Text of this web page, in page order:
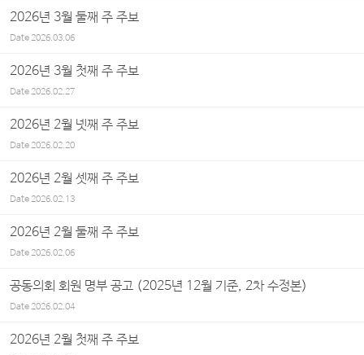
2026년 3월 둘째 주 주보
Date2026.03.06
2026년 3월 첫째 주 주보
Date2026.02.27
2026년 2월 넷째 주 주보
Date2026.02.20
2026년 2월 셋째 주 주보
Date2026.02.13
2026년 2월 둘째 주 주보
Date2026.02.06
공동의회 회원 명부 공고 (2025년 12월 기준, 2차 수정본)
Date2026.02.04
2026년 2월 첫째 주 주보